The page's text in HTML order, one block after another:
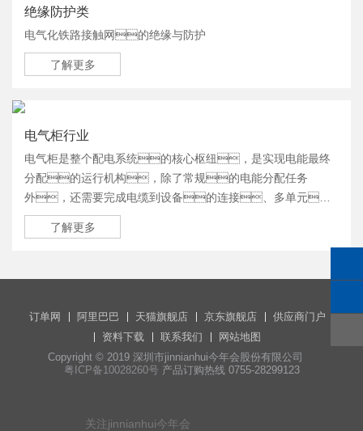
绝缘防护类
电气化铁路接触网的绝缘与防护
了解更多
电气柜行业
电气柜是整个配电系统的核心枢纽，是实现电能最终
分配的运行机构，除了常规的电能分配任务
外，还需要完成电缆到设备的连接、多单元
的并柜扩展、系统过电压保护以及对配电系统进行控制保
护监控等功能，而随着该行业对运行智能化、功能集
了解更多
订单网 阿里巴巴 天猫旗舰店 京东旗舰店
供应商门户
资料下载
联系我们
网站地图
Copyright © 2019 深圳市jinnianhui今年会股份有限公司
粤ICP备10028260号 产品订购热线 0755-28299123
关注jinnianhui今年会